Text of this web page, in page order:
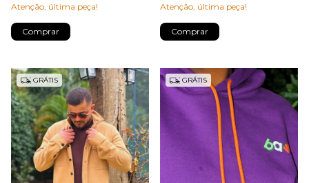
Atenção, última peça!
Comprar
Atenção, última peça!
Comprar
GRÁTIS GRÁTIS